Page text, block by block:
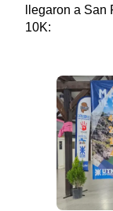
llegaron a
10K: